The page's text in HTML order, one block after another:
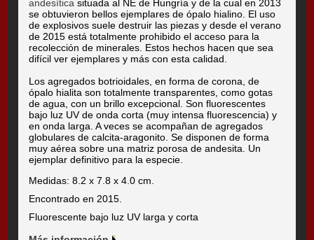
andesítica situada al NE de Hungría y de la cual en 2013
se obtuvieron bellos ejemplares de ópalo hialino. El uso
de explosivos suele destruir las piezas y desde el verano
de 2015 está totalmente prohibido el acceso para la
recolección de minerales. Estos hechos hacen que sea
difícil ver ejemplares y más con esta calidad.
Los agregados botrioidales, en forma de corona, de
ópalo hialita son totalmente transparentes, como gotas
de agua, con un brillo excepcional. Son fluorescentes
bajo luz UV de onda corta (muy intensa fluorescencia) y
en onda larga. A veces se acompañan de agregados
globulares de calcita-aragonito. Se disponen de forma
muy aérea sobre una matriz porosa de andesita. Un
ejemplar definitivo para la especie.
Medidas: 8.2 x 7.8 x 4.0 cm.
Encontrado en 2015.
Fluorescente bajo luz UV larga y corta